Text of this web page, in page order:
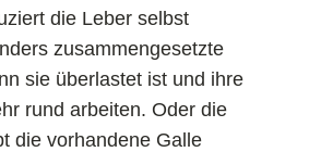
die Leber selbst
zusammengesetzte
sie überlastet ist und ihre
rund arbeiten. Oder die
die vorhandene Galle